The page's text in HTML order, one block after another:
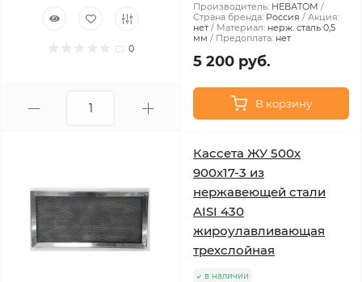
0
Производитель: НЕВАТОМ
Страна бренда: Россия
Акция:
нет
Материал: нерж. сталь 0,5
мм
Предоплата: нет
5 200 руб.
В корзину
Кассета ЖУ 500х
900х17-3 из
нержавеющей стали
AISI 430
жироулавливающая
трехслойная
в наличии